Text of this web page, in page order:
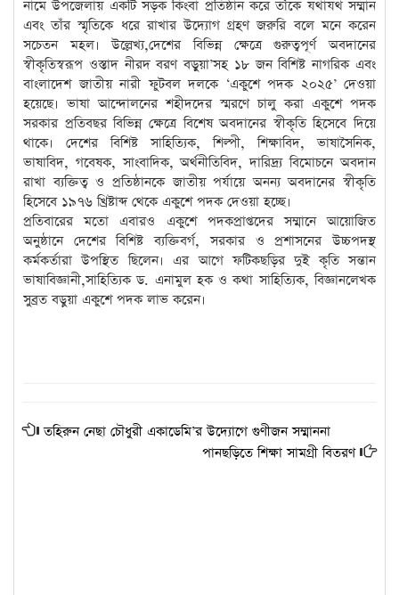
নামে উপজেলায় একটি সড়ক কিংবা প্রতিষ্ঠান করে তাঁকে যথাযথ সম্মান
এবং তাঁর স্মৃতিকে ধরে রাখার উদ্যোগ গ্রহণ জরুরি বলে মনে করেন
সচেতন মহল। উল্লেখ্য,দেশের বিভিন্ন ক্ষেত্রে গুরুত্বপূর্ণ অবদানের
স্বীকৃতিস্বরূপ ওস্তাদ নীরদ বরণ বড়ুয়া’সহ ১৮ জন বিশিষ্ট নাগরিক এবং
বাংলাদেশ জাতীয় নারী ফুটবল দলকে ‘একুশে পদক ২০২৫’ দেওয়া
হয়েছে। ভাষা আন্দোলনের শহীদদের স্মরণে চালু করা একুশে পদক
সরকার প্রতিবছর বিভিন্ন ক্ষেত্রে বিশেষ অবদানের স্বীকৃতি হিসেবে দিয়ে
থাকে। দেশের বিশিষ্ট সাহিত্যিক, শিল্পী, শিক্ষাবিদ, ভাষাসৈনিক,
ভাষাবিদ, গবেষক, সাংবাদিক, অর্থনীতিবিদ, দারিদ্র্য বিমোচনে অবদান
রাখা ব্যক্তিত্ব ও প্রতিষ্ঠানকে জাতীয় পর্যায়ে অনন্য অবদানের স্বীকৃতি
হিসেবে ১৯৭৬ খ্রিষ্টাব্দ থেকে একুশে পদক দেওয়া হচ্ছে।
প্রতিবারের মতো এবারও একুশে পদকপ্রাপ্তদের সম্মানে আয়োজিত
অনুষ্ঠানে দেশের বিশিষ্ট ব্যক্তিবর্গ, সরকার ও প্রশাসনের উচ্চপদস্থ
কর্মকর্তারা উপস্থিত ছিলেন। এর আগে ফটিকছড়ির দুই কৃতি সন্তান
ভাষাবিজ্ঞানী,সাহিত্যিক ড. এনামুল হক ও কথা সাহিত্যিক, বিজ্ঞানলেখক
সুব্রত বড়ুয়া একুশে পদক লাভ করেন।
তহিরুন নেছা চৌধুরী একাডেমি’র উদ্যোগে গুণীজন সম্মাননা
পানছড়িতে শিক্ষা সামগ্রী বিতরণ